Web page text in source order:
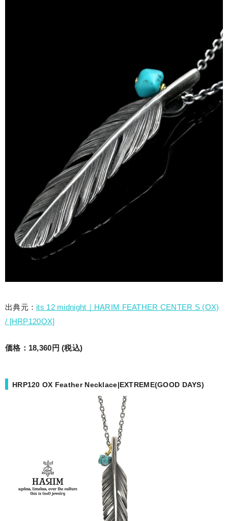
出典元： its 12 midnight｜HARIM FEATHER CENTER S (OX)
/ [HRP120OX]
価格：18,360円 (税込)
HRP120 OX Feather Necklace|EXTREME(GOOD DAYS)